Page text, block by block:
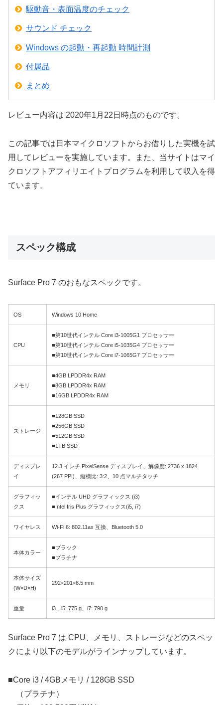
駆動音・表面温度のチェック
サウンド チェック
Windows の起動・再起動 時間計測
付属品
まとめ
レビュー内容は 2020年1月22日時点のものです。
この記事では日本マイクロソフトからお借りした実機を試
用してレビューを実施しています。また、当サイトはマイ
クロソフトアフィリエイトプログラムを利用して収入を得
ています。
スペック構成
Surface Pro 7 のおもなスペックです。
OS Windows 10 Home
CPU
■第10世代インテル Core i3-1005G1 プロセッサー
■第10世代インテル Core i5-1035G4 プロセッサー
■第10世代インテル Core i7-1065G7 プロセッサー
メモリ
■4GB LPDDR4x RAM
■8GB LPDDR4x RAM
■16GB LPDDR4x RAM
ストレージ
■128GB SSD
■256GB SSD
■512GB SSD
■1TB SSD
ディスプレ
イ
12.3 インチ PixelSense ディスプレイ、解像度: 2736 x 1824
(267 PPI)、縦横比: 3:2、10 点マルチタッチ
グラフィッ
クス
■インテル UHD グラフィックス (i3)
■Intel Iris Plus グラフィックス(i5, i7)
ワイヤレス Wi-Fi 6: 802.11ax 互換、Bluetooth 5.0
本体カラー
■ブラック
■プラチナ
本体サイズ
(W×D×H)
292×201×8.5 mm
重量 i3、i5: 775 g、i7: 790 g
Surface Pro 7 は CPU、メモリ、ストレージなどのスペッ
クにより以下のモデルがラインナップしています。
■Core i3 / 4GBメモリ / 128GB SSD
（プラチナ）